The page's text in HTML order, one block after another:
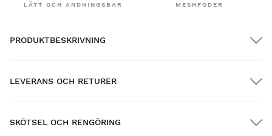
LÄTT OCH ANDNINGSBAR MESHFODER
PRODUKTBESKRIVNING
LEVERANS OCH RETURER
SKÖTSEL OCH RENGÖRING